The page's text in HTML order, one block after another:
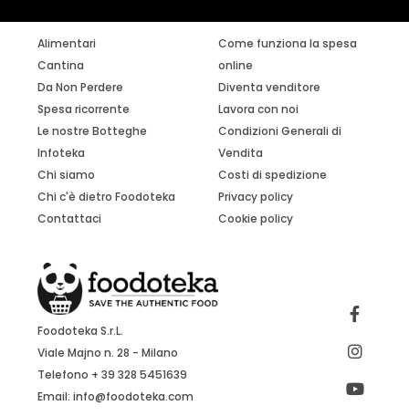
Alimentari
Cantina
Da Non Perdere
Spesa ricorrente
Le nostre Botteghe
Infoteka
Chi siamo
Chi c'è dietro Foodoteka
Contattaci
Come funziona la spesa
online
Diventa venditore
Lavora con noi
Condizioni Generali di
Vendita
Costi di spedizione
Privacy policy
Cookie policy
Foodoteka S.r.L.
Viale Majno n. 28 - Milano
Telefono + 39 328 5451639
Email:info@foodoteka.com